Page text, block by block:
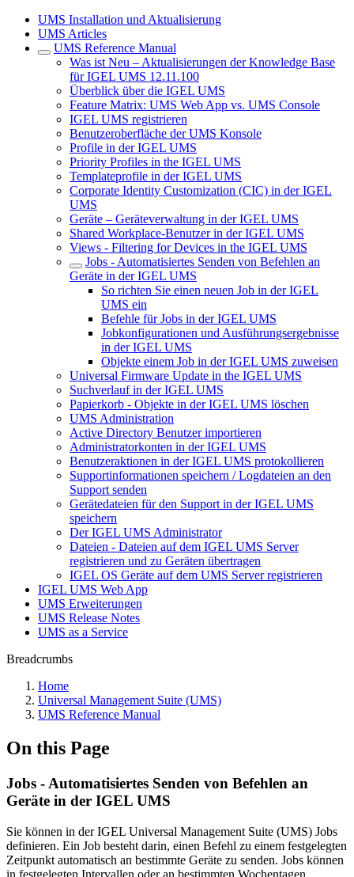
UMS Installation und Aktualisierung
UMS Articles
UMS Reference Manual
Was ist Neu – Aktualisierungen der Knowledge Base
für IGEL UMS 12.11.100
Überblick über die IGEL UMS
Feature Matrix: UMS Web App vs. UMS Console
IGEL UMS registrieren
Benutzeroberfläche der UMS Konsole
Profile in der IGEL UMS
Priority Profiles in the IGEL UMS
Templateprofile in der IGEL UMS
Corporate Identity Customization (CIC) in der IGEL
UMS
Geräte – Geräteverwaltung in der IGEL UMS
Shared Workplace-Benutzer in der IGEL UMS
Views - Filtering for Devices in the IGEL UMS
Jobs - Automatisiertes Senden von Befehlen an
Geräte in der IGEL UMS
So richten Sie einen neuen Job in der IGEL
UMS ein
Befehle für Jobs in der IGEL UMS
Jobkonfigurationen und Ausführungsergebnisse
in der IGEL UMS
Objekte einem Job in der IGEL UMS zuweisen
Universal Firmware Update in the IGEL UMS
Suchverlauf in der IGEL UMS
Papierkorb - Objekte in der IGEL UMS löschen
UMS Administration
Active Directory Benutzer importieren
Administratorkonten in der IGEL UMS
Benutzeraktionen in der IGEL UMS protokollieren
Supportinformationen speichern / Logdateien an den
Support senden
Gerätedateien für den Support in der IGEL UMS
speichern
Der IGEL UMS Administrator
Dateien - Dateien auf dem IGEL UMS Server
registrieren und zu Geräten übertragen
IGEL OS Geräte auf dem UMS Server registrieren
IGEL UMS Web App
UMS Erweiterungen
UMS Release Notes
UMS as a Service
Breadcrumbs
Home
Universal Management Suite (UMS)
UMS Reference Manual
On this Page
Jobs - Automatisiertes Senden von Befehlen an
Geräte in der IGEL UMS
Sie können in der IGEL Universal Management Suite (UMS) Jobs
definieren. Ein Job besteht darin, einen Befehl zu einem festgelegten
Zeitpunkt automatisch an bestimmte Geräte zu senden. Jobs können
in festgelegten Intervallen oder an bestimmten Wochentagen